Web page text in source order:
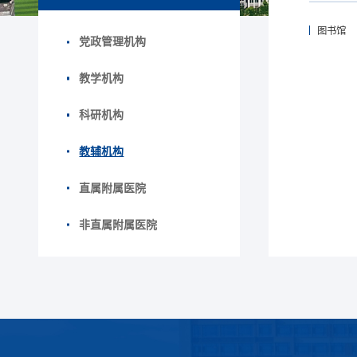
党政管理机构
教学机构
科研机构
教辅机构
直属附属医院
非直属附属医院
图书馆